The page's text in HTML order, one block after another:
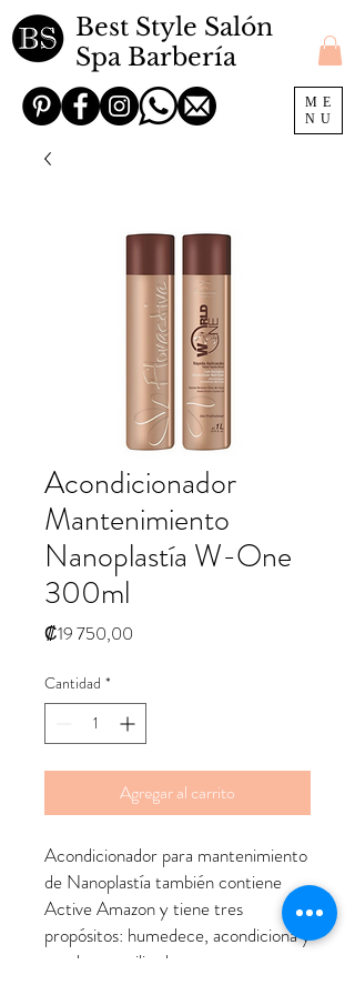
Best Style Salón
Spa Barbería
ME
NU
Acondicionador
Mantenimiento
Nanoplastía W-One
300ml
₡19 750,00
Cantidad *
Agregar al carrito
Acondicionador para mantenimiento
de Nanoplastía también contiene
Active Amazon y tiene tres
propósitos: humedece, acondiciona y
puede ser utilizado como